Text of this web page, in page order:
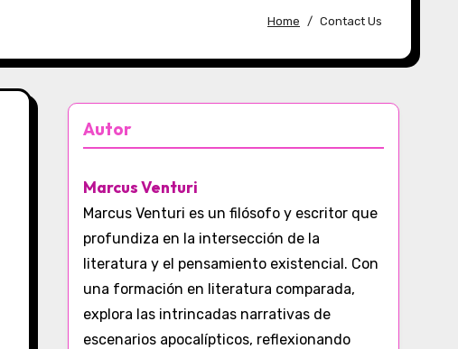
Home Contact Us
Autor
Marcus Venturi
Marcus Venturi es un filósofo y escritor que
profundiza en la intersección de la
literatura y el pensamiento existencial. Con
una formación en literatura comparada,
explora las intrincadas narrativas de
escenarios apocalípticos, reflexionando